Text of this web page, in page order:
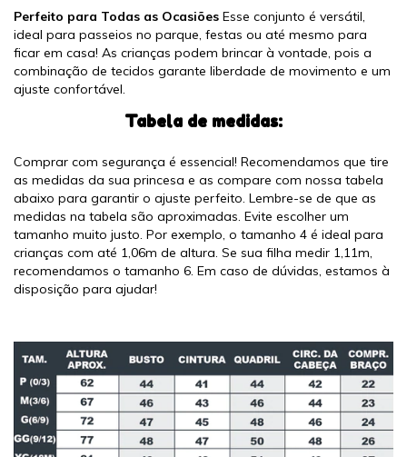
Perfeito para Todas as Ocasiões Esse conjunto é versátil,
ideal para passeios no parque, festas ou até mesmo para
ficar em casa! As crianças podem brincar à vontade, pois a
combinação de tecidos garante liberdade de movimento e um
ajuste confortável.
Tabela de medidas:
Comprar com segurança é essencial! Recomendamos que tire
as medidas da sua princesa e as compare com nossa tabela
abaixo para garantir o ajuste perfeito. Lembre-se de que as
medidas na tabela são aproximadas. Evite escolher um
tamanho muito justo. Por exemplo, o tamanho 4 é ideal para
crianças com até 1,06m de altura. Se sua filha medir 1,11m,
recomendamos o tamanho 6. Em caso de dúvidas, estamos à
disposição para ajudar!